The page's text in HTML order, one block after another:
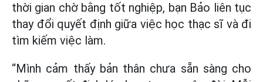
thời gian chờ bằng tốt nghiệp, bạn Bảo liên tục
thay đổi quyết định giữa việc học thạc sĩ và đi
tìm kiếm việc làm.
“Mình cảm thấy bản thân chưa sẵn sàng cho